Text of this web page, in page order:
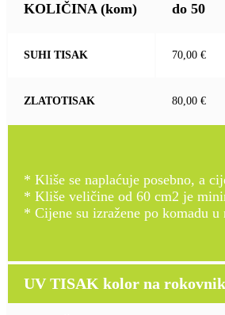
KOLIČINA (kom) do 50
SUHI TISAK 70,00 €
ZLATOTISAK 80,00 €
* Kliše se naplaćuje posebno, a
* Kliše veličine od 60 cm2 je
* Cijene su izražene po komadu u
UV TISAK kolor na